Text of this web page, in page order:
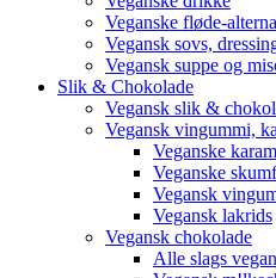
Veganske fløde-
Vegansk sovs,
Vegansk suppe og
Slik & Chokolade
Vegansk slik &
Vegansk vingummi,
Veganske
Veganske
Vegansk
Vegansk lakrids
Vegansk chokolade
Alle slags